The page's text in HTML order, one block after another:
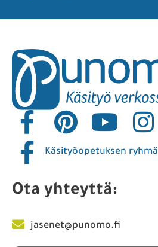
Käsityöopetuksen ryhmä
Ota yhteyttä:
jasenet@punomo.fi